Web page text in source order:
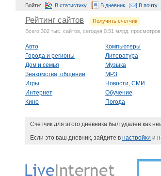
Войти: В статистику В дневник В почту
Рейтинг сайтов
Получить счетчик
Всего 302 тыс. сайтов, сегодня 0.51 млрд.
Авто
Города и регионы
Дом и семья
Знакомства, общение
Игры
Интернет
Кино
Компьютеры
Литература
Музыка
MP3
Новости, СМИ
Обучение
Погода
Счетчик для этого дневника был удален как
Если это ваш дневник, зайдите в настройки и